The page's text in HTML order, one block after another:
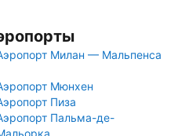
Милан — Мальпенса
Мюнхен
Пиза
Пальма-де-